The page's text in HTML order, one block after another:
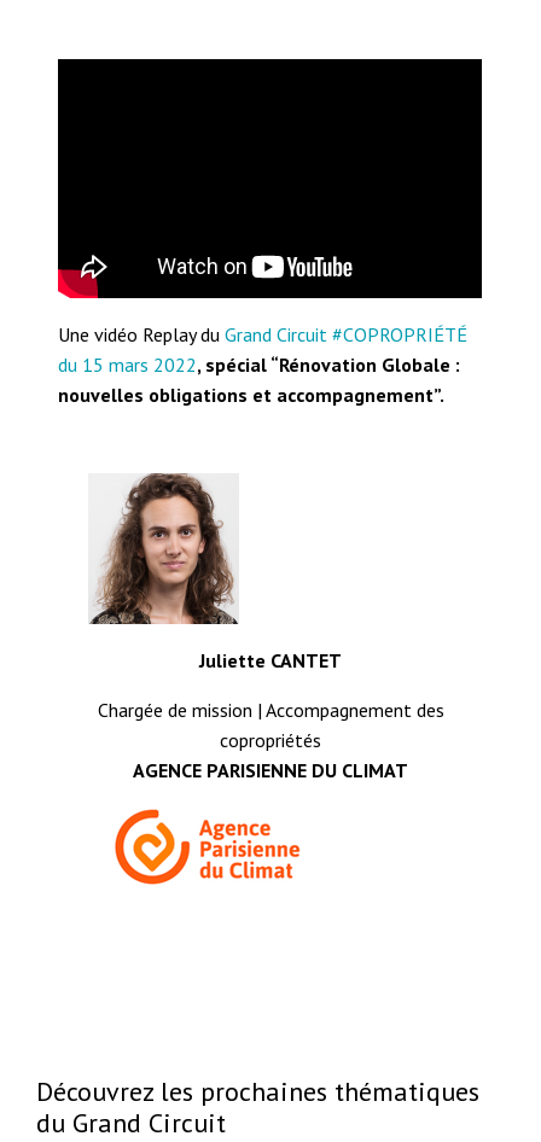
Une vidéo Replay duGrand Circuit #COPROPRIÉTÉ
du 15 mars 2022, spécial “Rénovation Globale :
nouvelles obligations et accompagnement”.
Juliette CANTET
Chargée de mission | Accompagnement des
copropriétés
AGENCE PARISIENNE DU CLIMAT
Découvrez les prochaines thématiques
du Grand Circuit